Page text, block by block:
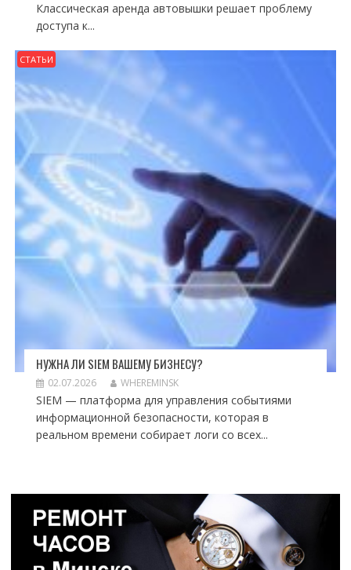
Классическая аренда автовышки решает проблему
доступа к...
СТАТЬИ
НУЖНА ЛИ SIEM ВАШЕМУ БИЗНЕСУ?
02.07.2026 WHEREMINSK
SIEM — платформа для управления событиями
информационной безопасности, которая в
реальном времени собирает логи со всех...